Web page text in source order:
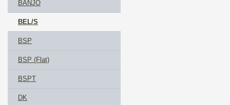
BANJO
BEL/S
BSP
BSP (Flat)
BSPT
DK